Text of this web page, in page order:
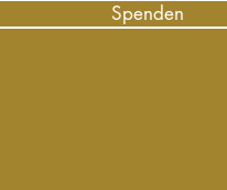
Spenden